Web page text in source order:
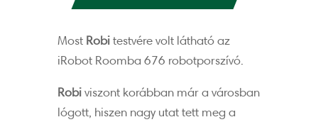
MostRobitestvére volt látható az
iRobot Roomba 676 robotporszívó.
Robiviszont korábban már a városban
lógott, hiszen nagy utat tett meg a